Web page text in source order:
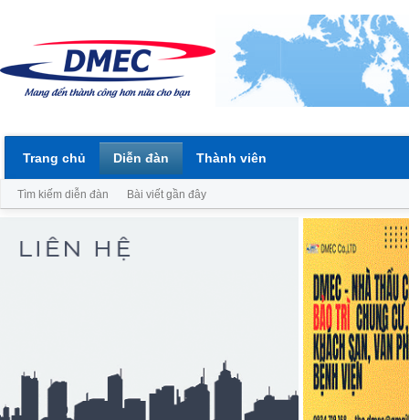
Trang chủ Diễn đàn
Tìm kiếm diễn đàn Bài viết gần đây
Thành viên